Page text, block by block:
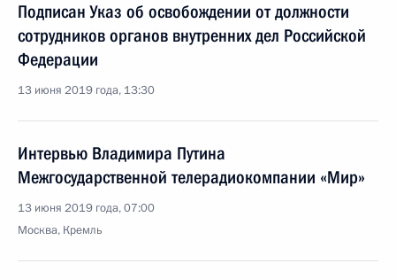
Подписан Указ об освобождении от должности
сотрудников органов внутренних дел Российской
Федерации
13 июня 2019 года, 13:30
Интервью Владимира Путина
Межгосударственной телерадиокомпании «Мир»
13 июня 2019 года, 07:00
Москва, Кремль